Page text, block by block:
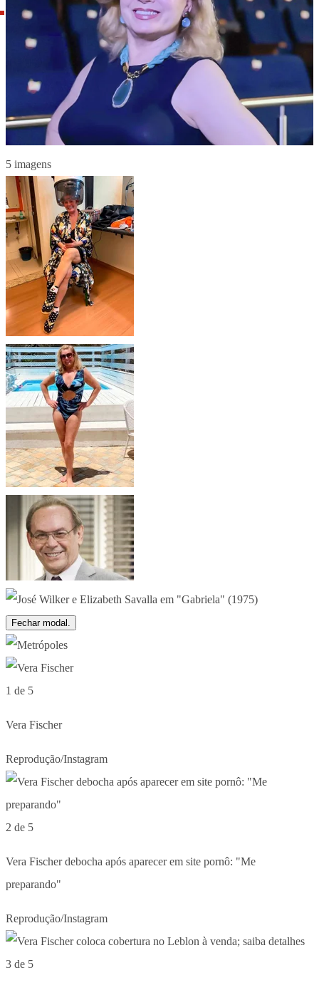
5 imagens
Fechar modal.
1 de 5
Vera Fischer
Reprodução/Instagram
2 de 5
Vera Fischer debocha após aparecer em site pornô: "Me
preparando"
Reprodução/Instagram
3 de 5